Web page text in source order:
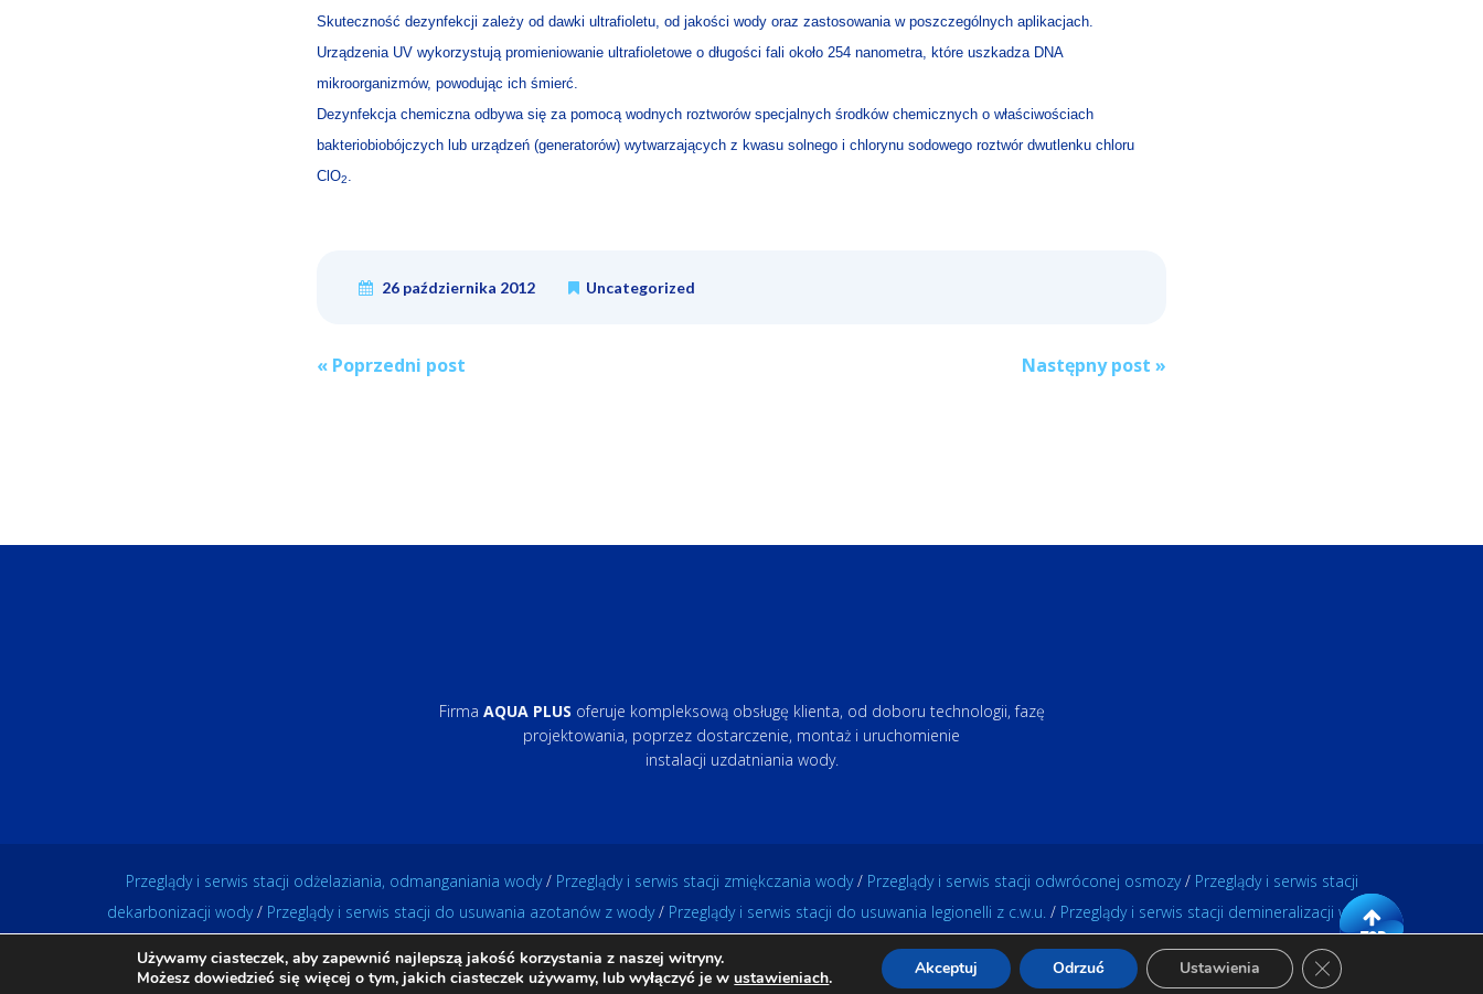
Skuteczność dezynfekcji zależy od dawki ultrafioletu, od jakości wody oraz zastosowania w poszczególnych aplikacjach.
Urządzenia UV wykorzystują promieniowanie ultrafioletowe o długości fali około 254 nanometra, które uszkadza DNA
mikroorganizmów, powodując ich śmierć.
Dezynfekcja chemiczna odbywa się za pomocą wodnych roztworów specjalnych środków chemicznych o właściwościach
bakteriobiobójczych lub urządzeń (generatorów) wytwarzających z kwasu solnego i chlorynu sodowego roztwór dwutlenku chloru
ClO2.
26 października 2012 Uncategorized
Post
« Poprzedni post Następny post »
Firma AQUA PLUS oferuje kompleksową obsługę klienta, od doboru technologii, fazę
projektowania, poprzez dostarczenie, montaż i uruchomienie
instalacji uzdatniania wody.
Przeglądy i serwis stacji odżelaziania, odmanganiania wody/ Przeglądy i serwis stacji zmiękczania wody/ Przeglądy i serwis stacji odwróconej osmozy/ Przeglądy i serwis stacji
dekarbonizacji wody/ Przeglądy i serwis stacji do usuwania azotanów z wody/ Przeglądy i serwis stacji do usuwania legionelli z c.w.u. / Przeglądy i serwis stacji demineralizacji wody
REALIZACJA: SONETS
Używamy ciasteczek, aby zapewnić najlepszą jakość korzystania z naszej witryny.
Możesz dowiedzieć się więcej o tym, jakich ciasteczek używamy, lub wyłączyć je wustawieniach. Akceptuj Odrzuć Ustawienia Zamknij panel